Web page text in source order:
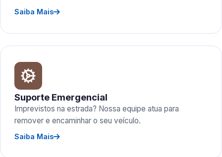
Saiba Mais
Suporte Emergencial
Imprevistos na estrada? Nossa equipe atua para
remover e encaminhar o seu veículo.
Saiba Mais